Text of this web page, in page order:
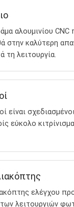
αλουμινίου CNC
στην καλύτερη
τη λειτουργία.
είναι
εύκολο
ελέγχου
λειτουργιών